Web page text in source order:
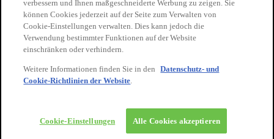
Mein Konto
Login / Registrierung
Meine Bestellungen
Land ändern
© 2026 Ford-Werke-GmbH
Ford Onlineshop
verbessern und Ihnen maßgeschneiderte Werbung zu zeigen. Sie
können Cookies jederzeit auf der Seite zum Verwalten von
Cookie-Einstellungen verwalten. Dies kann jedoch die
Verwendung bestimmter Funktionen auf der Website
einschränken oder verhindern.
Weitere Informationen finden Sie in den
Datenschutz- und
Cookie-Richtlinien der Website.
Cookie-Einstellungen Alle Cookies akzeptieren